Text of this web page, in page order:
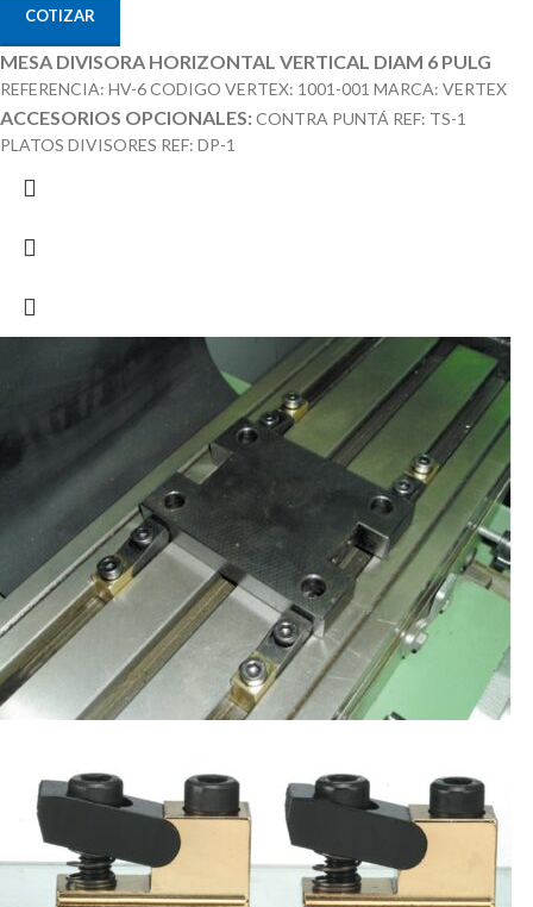
COTIZAR
MESA DIVISORA HORIZONTAL VERTICAL DIAM 6 PULG
REFERENCIA: HV-6 CODIGO VERTEX: 1001-001 MARCA: VERTEX
ACCESORIOS OPCIONALES:CONTRA PUNTÁ REF: TS-1
PLATOS DIVISORES REF: DP-1